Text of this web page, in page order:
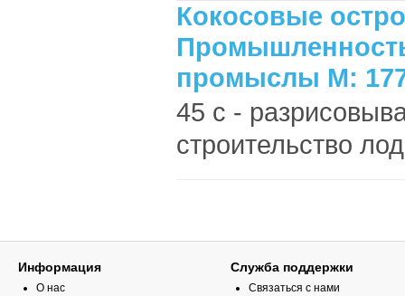
Кокосовые
промыслы М:
45 с -
строительство
Информация
О нас
Служба поддержки
Связаться с нами